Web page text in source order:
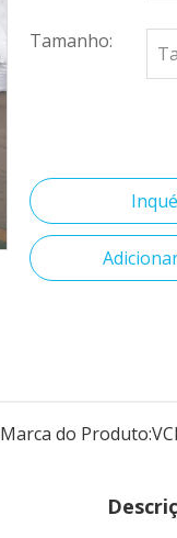
Tamanho:
Marca do Produto: